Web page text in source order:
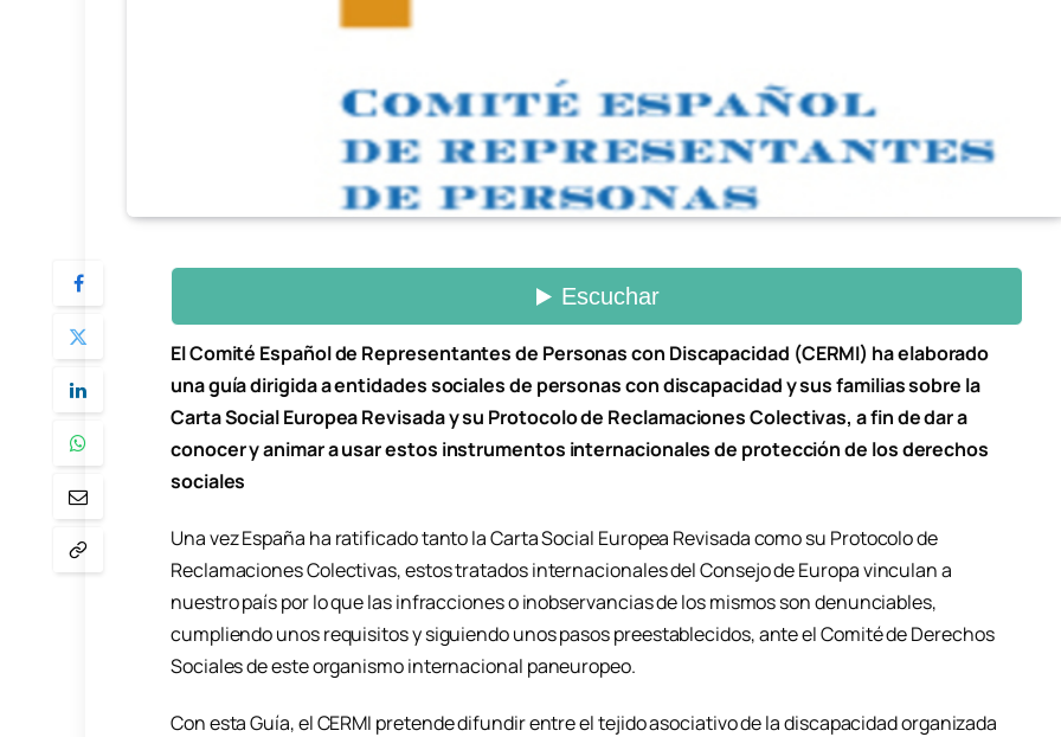
El Comité Español de Representantes de Personas con Discapacidad (CERMI) ha elaborado
una guía dirigida a entidades sociales de personas con discapacidad y sus familias sobre la
Carta Social Europea Revisada y su Protocolo de Reclamaciones Colectivas, a fin de dar a
conocer y animar a usar estos instrumentos internacionales de protección de los derechos
sociales
Una vez España ha ratificado tanto la Carta Social Europea Revisada como su Protocolo de
Reclamaciones Colectivas, estos tratados internacionales del Consejo de Europa vinculan a
nuestro país por lo que las infracciones o inobservancias de los mismos son denunciables,
cumpliendo unos requisitos y siguiendo unos pasos preestablecidos, ante el Comité de Derechos
Sociales de este organismo internacional paneuropeo.
Con esta Guía, el CERMI pretende difundir entre el tejido asociativo de la discapacidad organizada